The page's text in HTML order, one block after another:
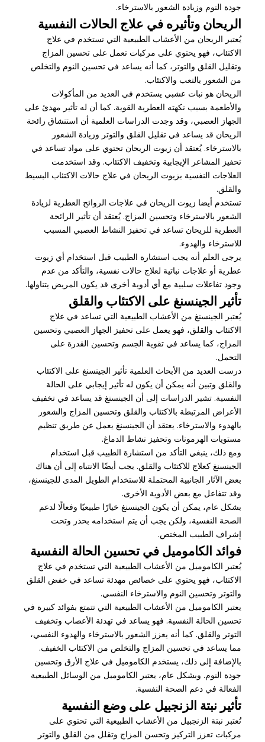
جودة النوم وزيادة الشعور بالاسترخاء.
الريحان وتأثيره في علاج الحالات النفسية
يُعتبر الريحان من الأعشاب الطبيعية التي تستخدم في علاج
الاكتئاب، فهو يحتوي على مركبات تعمل على تحسين المزاج
وتقليل القلق والتوتر، كما أنه يساعد في تحسين النوم والتخلص
من الشعور بالتعب والاكتئاب.
الريحان هو نبات عشبي يستخدم في العديد من المأكولات
والأطعمة بسبب نكهته العطرية القوية. كما أن له تأثير مهدئ على
الجهاز العصبي، وقد وجدت الدراسات العلمية أن استنشاق رائحة
الريحان قد يساعد في تقليل القلق والتوتر وزيادة الشعور
بالاسترخاء. يُعتقد أن زيوت الريحان تحتوي على مواد تساعد في
تحفيز المشاعر الإيجابية وتخفيف الاكتئاب. وقد استخدمت
العلاجات النفسية بزيوت الريحان في علاج حالات الاكتئاب البسيط
والقلق.
تستخدم أيضا زيوت الريحان في علاجات الروائح العطرية لزيادة
الشعور بالاسترخاء وتحسين المزاج. يُعتقد أن تأثير الرائحة
العطرية للريحان تساعد في تحفيز النشاط العصبي المسبب
للاسترخاء والهدوء.
يرجى العلم أنه يجب استشارة الطبيب قبل استخدام أي زيوت
عطرية أو علاجات نباتية لعلاج حالات نفسية، والتأكد من عدم
وجود تفاعلات سلبية مع أي أدوية أخرى قد يكون المريض يتناولها.
تأثير الجينسنغ على الاكتئاب والقلق
يُعتبر الجينسنغ من الأعشاب الطبيعية التي تساعد في علاج
الاكتئاب والقلق، فهو يعمل على تحفيز الجهاز العصبي وتحسين
المزاج، كما يساعد في تقوية الجسم وتحسين القدرة على
التحمل.
درست العديد من الأبحاث العلمية تأثير الجينسنغ على الاكتئاب
والقلق وتبين أنه يمكن أن يكون له تأثير إيجابي على الحالة
النفسية. تشير الدراسات إلى أن الجينسنغ قد يساعد في تخفيف
الأعراض المرتبطة بالاكتئاب والقلق وتحسين المزاج والشعور
بالهدوء والاسترخاء. يعتقد أن الجينسنغ يعمل عن طريق تنظيم
مستويات الهرمونات وتحفيز نشاط الدماغ.
ومع ذلك، ينبغي التأكد من استشارة الطبيب قبل استخدام
الجينسنغ كعلاج للاكتئاب والقلق. يجب أيضًا الانتباه إلى أن هناك
بعض الآثار الجانبية المحتملة للاستخدام الطويل المدى للجينسنغ،
وقد تتفاعل مع بعض الأدوية الأخرى.
بشكل عام، يمكن أن يكون الجينسنغ خيارًا طبيعيًا وفعالًا لدعم
الصحة النفسية، ولكن يجب أن يتم استخدامه بحذر وتحت
إشراف الطبيب المختص.
فوائد الكاموميل في تحسين الحالة النفسية
يُعتبر الكاموميل من الأعشاب الطبيعية التي تستخدم في علاج
الاكتئاب، فهو يحتوي على خصائص مهدئة تساعد في خفض القلق
والتوتر وتحسين النوم والاسترخاء النفسي.
يعتبر الكاموميل من الأعشاب الطبيعية التي تتمتع بفوائد كبيرة في
تحسين الحالة النفسية. فهو يساعد في تهدئة الأعصاب وتخفيف
التوتر والقلق. كما أنه يعزز الشعور بالاسترخاء والهدوء النفسي،
مما يساعد في تحسين المزاج والتخلص من الاكتئاب الخفيف.
بالإضافة إلى ذلك، يستخدم الكاموميل في علاج الأرق وتحسين
جودة النوم. وبشكل عام، يعتبر الكاموميل من الوسائل الطبيعية
الفعالة في دعم الصحة النفسية.
تأثير نبتة الزنجبيل على وضع النفسية
تُعتبر نبتة الزنجبيل من الأعشاب الطبيعية التي تحتوي على
مركبات تعزز التركيز وتحسن المزاج وتقلل من القلق والتوتر